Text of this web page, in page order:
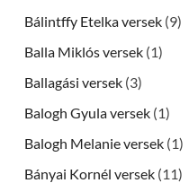
Bálintffy Etelka versek (9)
Balla Miklós versek (1)
Ballagási versek (3)
Balogh Gyula versek (1)
Balogh Melanie versek (1)
Bányai Kornél versek (11)